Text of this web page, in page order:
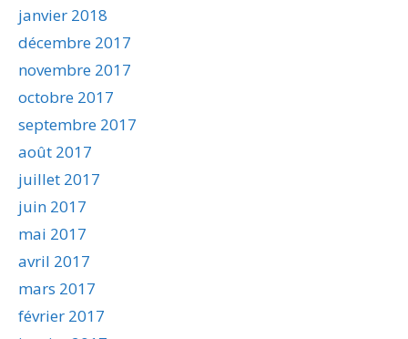
janvier 2018
décembre 2017
novembre 2017
octobre 2017
septembre 2017
août 2017
juillet 2017
juin 2017
mai 2017
avril 2017
mars 2017
février 2017